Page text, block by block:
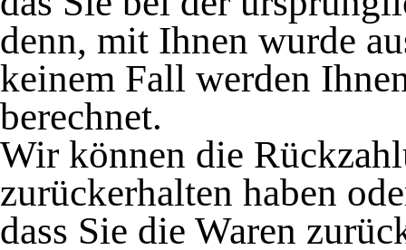
denn, mit Ihnen wurde
keinem Fall werden
berechnet.
Wir können die
zurückerhalten haben
dass Sie die Waren